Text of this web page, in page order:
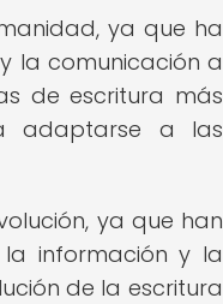
ya que ha
la comunicación a
de escritura más
adaptarse a las
ya que han
información y la
de la escritura